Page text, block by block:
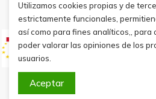
Utilizamos cookies propias y de
estrictamente funcionales,
así como para fines analíticos,, para
poder valorar las opiniones de los
usuarios.
Aceptar